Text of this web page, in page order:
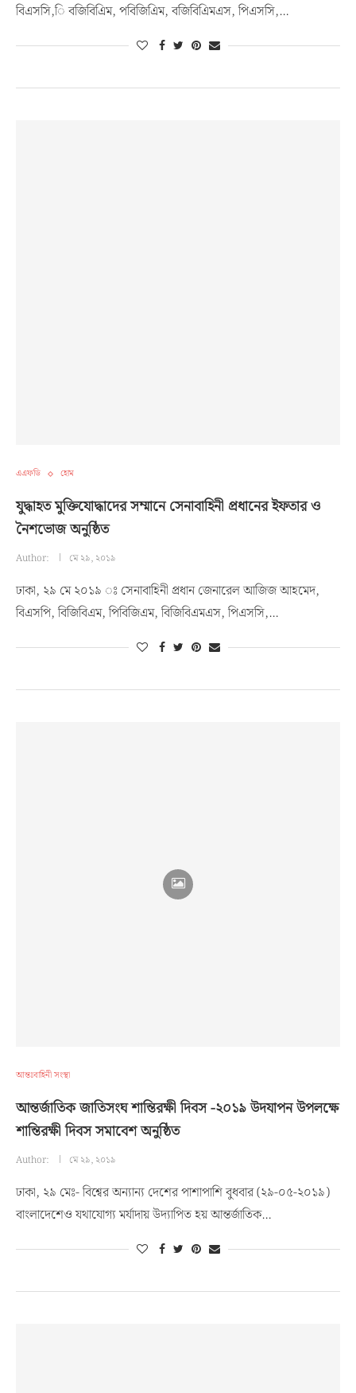
বিএসসি,ি বজিবিএিম, পবিজিএিম, বজিবিএিমএস, পিএসসি,…
এএফডি হোম
যুদ্ধাহত মুক্তিযোদ্ধাদের সম্মানে সেনাবাহিনী প্রধানের ইফতার ও
নৈশভোজ অনুষ্ঠিত
Author: মে ২৯, ২০১৯
ঢাকা, ২৯ মে ২০১৯ ঃ সেনাবাহিনী প্রধান জেনারেল আজিজ আহমেদ,
বিএসপি, বিজিবিএম, পিবিজিএম, বিজিবিএমএস, পিএসসি,…
আন্তঃবাহিনী সংস্থা
আন্তর্জাতিক জাতিসংঘ শান্তিরক্ষী দিবস -২০১৯ উদযাপন উপলক্ষে
শান্তিরক্ষী দিবস সমাবেশ অনুষ্ঠিত
Author: মে ২৯, ২০১৯
ঢাকা, ২৯ মেঃ- বিশ্বের অন্যান্য দেশের পাশাপাশি বুধবার (২৯-০৫-২০১৯)
বাংলাদেশেও যথাযোগ্য মর্যাদায় উদ্যাপিত হয় আন্তর্জাতিক…